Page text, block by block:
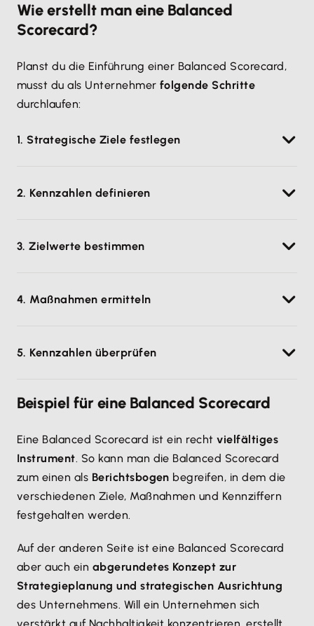
Wie erstellt man eine Balanced
Scorecard?
Planst du die Einführung einer Balanced Scorecard,
musst du als Unternehmer folgende Schritte
durchlaufen:
1. Strategische Ziele festlegen
erreichen willst. Anhand dieses übergeordneten
zu dem Hauptziel.
2. Kennzahlen definieren
nächsten Schritt geeignete Kennzahlen. Diese
bist.
3. Zielwerte bestimmen
zu deinem Ziel befindest, erhältst du, wenn du vorab
bei einem Umsatz von 850.000 Euro schon vieles
4. Maßnahmen ermitteln
Maßnahmen festgelegt, wie die jeweiligen Ziele
5. Kennzahlen überprüfen
Verantwortlichen überprüfen, ob die
der Balanced Scorecard eingehalten werden. So
kann beispielsweise das Controlling die Einhaltung
der Balanced Scorecard überwachen.
Beispiel für eine Balanced Scorecard
Eine Balanced Scorecard ist ein rechtvielfältiges
Instrument. So kann man die Balanced Scorecard
zum einen als Berichtsbogen begreifen, in dem die
verschiedenen Ziele, Maßnahmen und Kennziffern
festgehalten werden.
Auf der anderen Seite ist eine Balanced Scorecard
aber auch ein abgerundetes Konzept zur
Strategieplanung und strategischen Ausrichtung
des Unternehmens. Will ein Unternehmen sich